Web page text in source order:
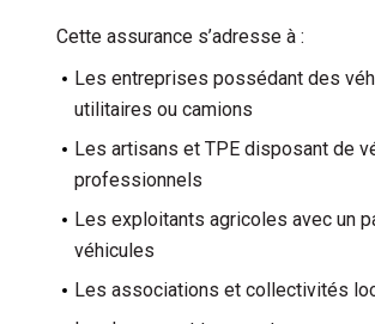
Cette assurance s’adresse à :
Les entreprises possédant des
utilitaires ou camions
Les artisans et TPE disposant de
professionnels
Les exploitants agricoles avec un
véhicules
Les associations et collectivités